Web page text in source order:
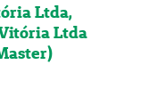
Ltda,
Ltda